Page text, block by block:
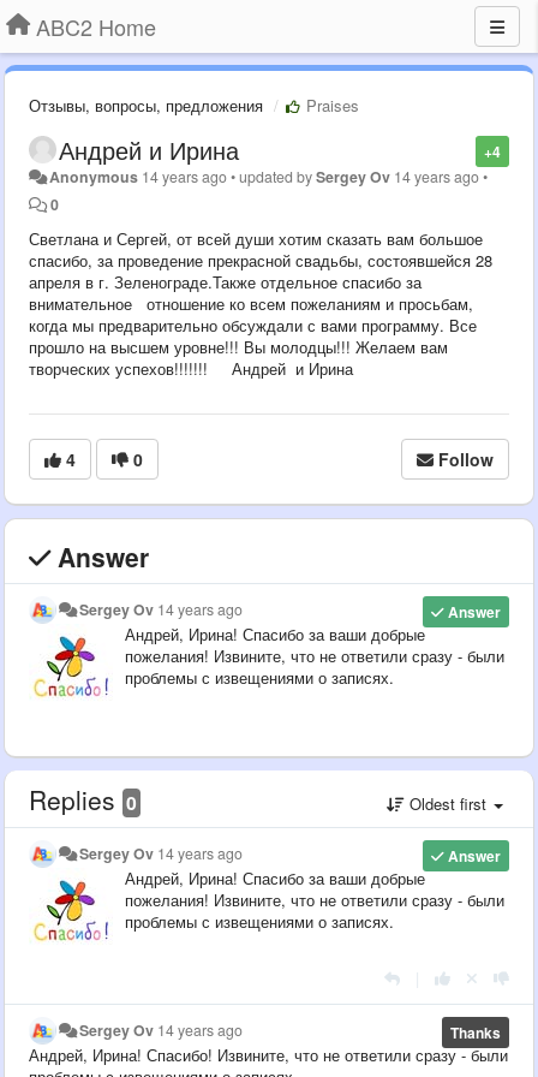
ABC2 Home
Отзывы, вопросы, предложения Praises
+4
Андрей и Ирина
Anonymous 14 years ago•updated bySergey Ov 14 years ago•
0
Светлана и Сергей, от всей души хотим сказать вам большое
спасибо, за проведение прекрасной свадьбы, состоявшейся 28
апреля в г. Зеленограде.Также отдельное спасибо за
внимательное отношение ко всем пожеланиям и просьбам,
когда мы предварительно обсуждали с вами программу. Все
прошло на высшем уровне!!! Вы молодцы!!! Желаем вам
творческих успехов!!!!!!! Андрей и Ирина
4 0 Follow
Answer
Answer
Sergey Ov 14 years ago
Андрей, Ирина! Спасибо за ваши добрые
пожелания! Извините, что не ответили сразу - были
проблемы с извещениями о записях.
Replies 0 Oldest first
Answer
Sergey Ov 14 years ago
Андрей, Ирина! Спасибо за ваши добрые
пожелания! Извините, что не ответили сразу - были
проблемы с извещениями о записях.
Thanks
Sergey Ov 14 years ago
Андрей, Ирина! Спасибо! Извините, что не ответили сразу - были